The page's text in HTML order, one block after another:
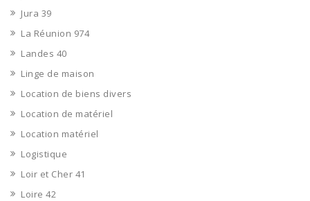
Jura 39
La Réunion 974
Landes 40
Linge de maison
Location de biens divers
Location de matériel
Location matériel
Logistique
Loir et Cher 41
Loire 42